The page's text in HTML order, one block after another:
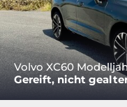
Volvo XC60
Gereift, nicht